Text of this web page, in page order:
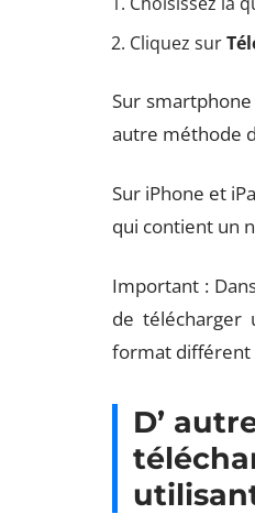
Cliquez sur
Sur
autre méthode
Sur iPhone et
qui contient un
Important :
de télécharger
format différent
D’